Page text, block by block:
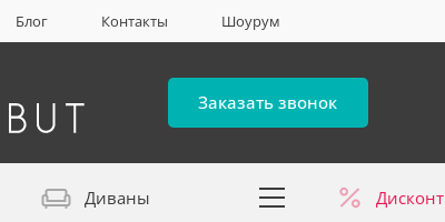
Блог Контакты Шоурум
Заказать звонок
Диваны Дисконт